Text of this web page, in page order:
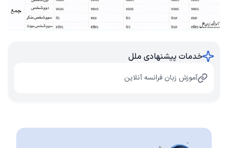
خدمات پیشنهادی ملل
آموزش زبان فرانسه آنلاین